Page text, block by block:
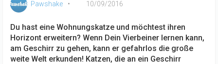
Pawshake 10/09/2016
Du hast eine Wohnungskatze und möchtest ihren
Horizont erweitern? Wenn Dein Vierbeiner lernen kann,
am Geschirr zu gehen, kann er gefahrlos die große
weite Welt erkunden! Katzen, die an ein Geschirr